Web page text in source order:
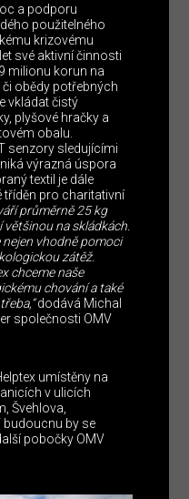
a podporu
použitelného
krizovému
své aktivní činnosti
milionu korun na
obědy potřebných
vkládat čistý
plyšové hračky a
obalu.
senzory sledujícími
výrazná úspora
textil je dále
tříděn pro charitativní
průměrně 25 kg
na skládkách.
vhodně pomoci
zátěž.
chceme naše
chování a také
dodává Michal
společnosti OMV
umístěny na
v ulicích
Švehlova,
budoucnu by se
pobočky OMV